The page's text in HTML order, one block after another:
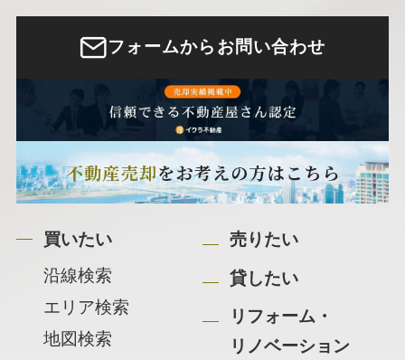
フォームからお問い合わせ
買いたい
沿線検索
エリア検索
地図検索
売りたい
貸したい
リフォーム・
リノベーション